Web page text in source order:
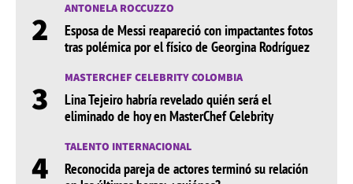
2 ANTONELA ROCCUZZO
Esposa de Messi reapareció con impactantes fotos
tras polémica por el físico de Georgina Rodríguez
3 MASTERCHEF CELEBRITY COLOMBIA
Lina Tejeiro habría revelado quién será el
eliminado de hoy en MasterChef Celebrity
4 TALENTO INTERNACIONAL
Reconocida pareja de actores terminó su relación